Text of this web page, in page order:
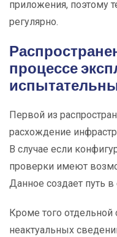
приложения, поэтому
регулярно.
процессе
Первой из
расхождение
В случае если
проверки имеют
Данное создает путь
Кроме того отдельной
неактуальных